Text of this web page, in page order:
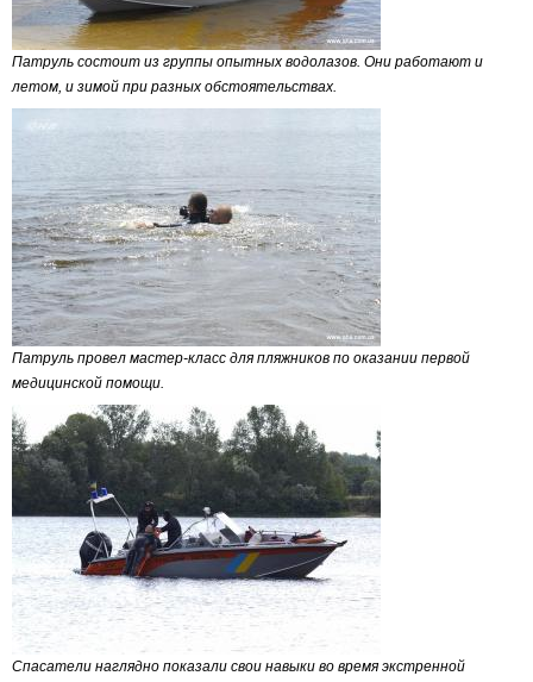
Патруль состоит из группы опытных водолазов. Они работают и
летом, и зимой при разных обстоятельствах.
Патруль провел мастер-класс для пляжников по оказании первой
медицинской помощи.
Спасатели наглядно показали свои навыки во время экстренной